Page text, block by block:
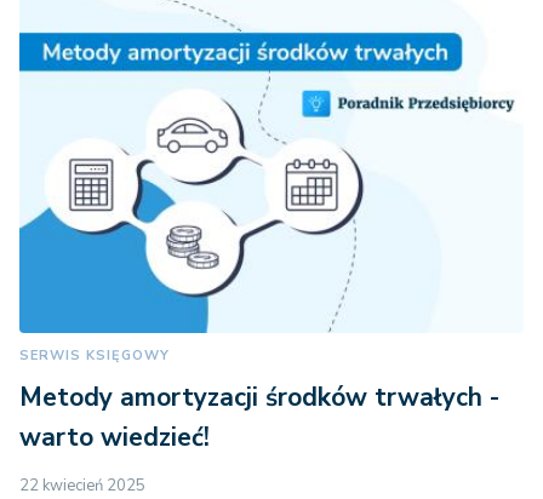
SERWIS KSIĘGOWY
Metody amortyzacji środków trwałych -
warto wiedzieć!
22 kwiecień 2025